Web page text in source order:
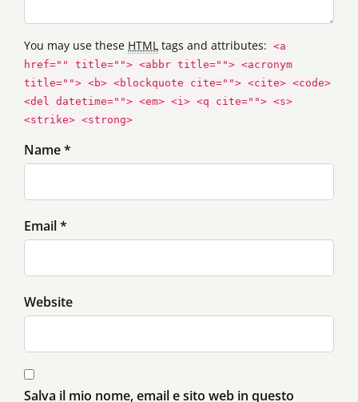
You may use these HTML tags and attributes: <a
href="" title=""> <abbr title=""> <acronym
title=""> <b> <blockquote cite=""> <cite> <code>
<del datetime=""> <em> <i> <q cite=""> <s>
<strike> <strong>
Name *
Email *
Website
Salva il mio nome, email e sito web in questo